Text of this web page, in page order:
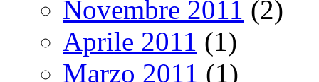
Novembre 2011 (2)
Aprile 2011 (1)
Marzo 2011 (1)